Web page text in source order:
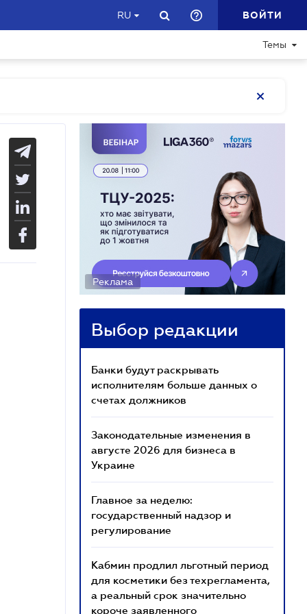
RU ВОЙТИ
Темы
Реклама
Выбор редакции
Банки будут раскрывать
исполнителям больше данных о
счетах должников
Законодательные изменения в
августе 2026 для бизнеса в
Украине
Главное за неделю:
государственный надзор и
регулирование
Кабмин продлил льготный период
для косметики без техрегламента,
а реальный срок значительно
короче заявленного